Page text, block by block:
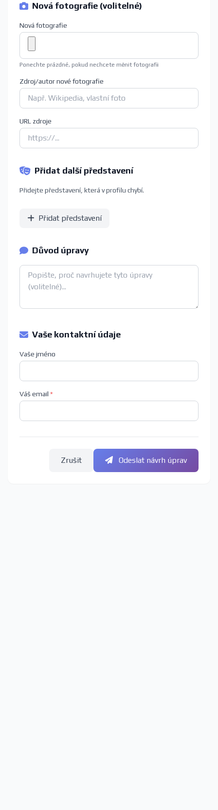
Nová fotografie (volitelné)
Nová fotografie
Ponechte prázdné, pokud nechcete měnit fotografii
Zdroj/autor nové fotografie
URL zdroje
Přidat další představení
Přidejte představení, která v profilu chybí.
Přidat představení
Důvod úpravy
Vaše kontaktní údaje
Vaše jméno
Váš email *
Zrušit Odeslat návrh úprav